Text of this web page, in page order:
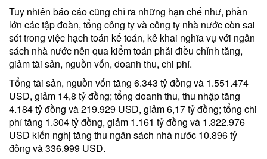
Tuy nhiên báo cáo cũng chỉ ra những hạn chế như, phần
lớn các tập đoàn, tổng công ty và công ty nhà nước còn sai
sót trong việc hạch toán kế toán, kê khai nghĩa vụ với ngân
sách nhà nước nên qua kiểm toán phải điều chỉnh tăng,
giảm tài sản, nguồn vốn, doanh thu, chi phí.
Tổng tài sản, nguồn vốn tăng 6.343 tỷ đồng và 1.551.474
USD, giảm 14,8 tỷ đồng; tổng doanh thu, thu nhập tăng
4.184 tỷ đồng và 219.929 USD, giảm 6,17 tỷ đồng; tổng chi
phí tăng 1.304 tỷ đồng, giảm 1.161 tỷ đồng và 1.322.976
USD kiến nghị tăng thu ngân sách nhà nước 10.896 tỷ
đồng và 336.999 USD.